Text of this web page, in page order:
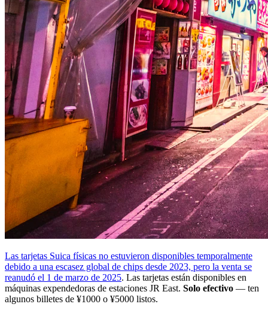
Las tarjetas Suica físicas no estuvieron disponibles temporalmente
debido a una escasez global de chips desde 2023, pero la venta se
reanudó el 1 de marzo de 2025. Las tarjetas están disponibles en
máquinas expendedoras de estaciones JR East. Solo efectivo — ten
algunos billetes de ¥1000 o ¥5000 listos.